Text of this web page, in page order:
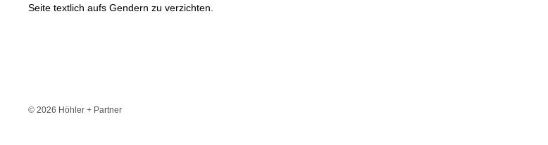
Seite textlich aufs Gendern zu verzichten.
© 2026 Höhler + Partner